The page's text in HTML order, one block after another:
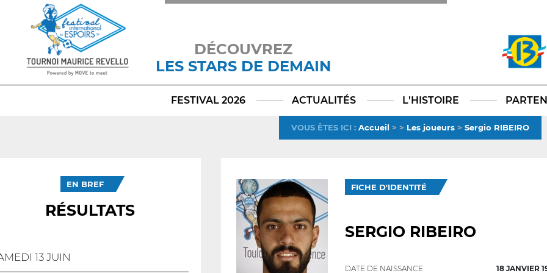
DÉCOUVREZ
LES STARS DE DEMAIN
TikTokLinkedIn
X
FESTIVAL 2026 ACTUALITÉS L'HISTOIRE
VOUS ÊTES ICI : Accueil > > Les joueurs > Sergio RIBEIRO
EN BREF
RÉSULTATS
13 JUIN
FICHE D'IDENTITÉ
SERGIO RIBEIRO
DATE DE NAISSANCE 18 JANVIER